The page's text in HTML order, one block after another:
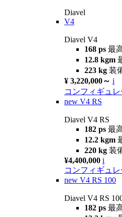
Diavel
V4
Diavel V4
168 ps 最
12.8 kgm
223 kg 装
¥ 3,220,000～ i
コンフィギュ
new V4 RS
Diavel V4 RS
182 ps 最
12.2 kgm
220 kg 装
¥4,400,000 i
コンフィギュ
new V4 RS 100
Diavel V4 RS
182 ps 最